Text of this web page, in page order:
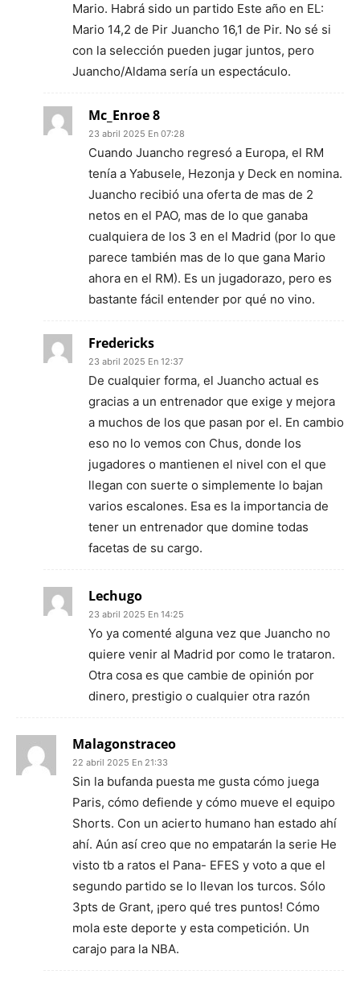
Mario. Habrá sido un partido Este año en EL:
Mario 14,2 de Pir Juancho 16,1 de Pir. No sé si
con la selección pueden jugar juntos, pero
Juancho/Aldama sería un espectáculo.
Mc_Enroe 8
23 abril 2025 En 07:28
Cuando Juancho regresó a Europa, el RM
tenía a Yabusele, Hezonja y Deck en nomina.
Juancho recibió una oferta de mas de 2
netos en el PAO, mas de lo que ganaba
cualquiera de los 3 en el Madrid (por lo que
parece también mas de lo que gana Mario
ahora en el RM). Es un jugadorazo, pero es
bastante fácil entender por qué no vino.
Fredericks
23 abril 2025 En 12:37
De cualquier forma, el Juancho actual es
gracias a un entrenador que exige y mejora
a muchos de los que pasan por el. En cambio
eso no lo vemos con Chus, donde los
jugadores o mantienen el nivel con el que
llegan con suerte o simplemente lo bajan
varios escalones. Esa es la importancia de
tener un entrenador que domine todas
facetas de su cargo.
Lechugo
23 abril 2025 En 14:25
Yo ya comenté alguna vez que Juancho no
quiere venir al Madrid por como le trataron.
Otra cosa es que cambie de opinión por
dinero, prestigio o cualquier otra razón
Malagonstraceo
22 abril 2025 En 21:33
Sin la bufanda puesta me gusta cómo juega
Paris, cómo defiende y cómo mueve el equipo
Shorts. Con un acierto humano han estado ahí
ahí. Aún así creo que no empatarán la serie He
visto tb a ratos el Pana- EFES y voto a que el
segundo partido se lo llevan los turcos. Sólo
3pts de Grant, ¡pero qué tres puntos! Cómo
mola este deporte y esta competición. Un
carajo para la NBA.